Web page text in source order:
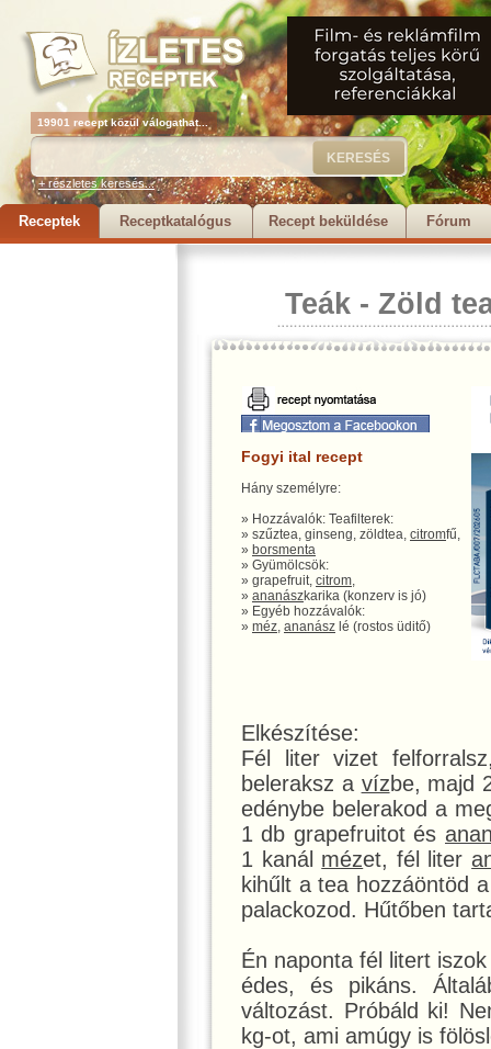
19901 recept közül válogathat...
+ részletes keresés...
Receptek Receptkatalógus Recept beküldése Fórum
Teák - Zöld
Fogyi ital recept
Hány személyre:
» Hozzávalók: Teafilterek:
» szűztea, ginseng, zöldtea, citromfű,
» borsmenta
» Gyümölcsök:
» grapefruit, citrom,
» ananászkarika (konzerv is jó)
» Egyéb hozzávalók:
» méz, ananász lé (rostos üditő)
Elkészítése:
Fél liter vizet
beleraksz a vízbe, majd
edénybe belerakod a
1 db grapefruitot és
1 kanál mézet, fél liter
kihűlt a tea hozzáöntöd
palackozod. Hűtőben
Én naponta fél litert
édes, és pikáns.
változást. Próbáld ki!
kg-ot, ami amúgy is